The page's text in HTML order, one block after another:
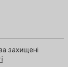
захищені